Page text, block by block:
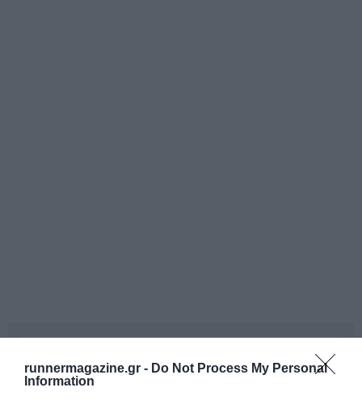
runnermagazine.gr - Do Not Process My Personal
Information